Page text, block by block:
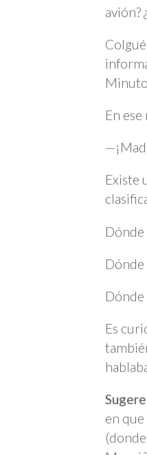
avión?
En
Existe
Dónde
Dónde
Es
en